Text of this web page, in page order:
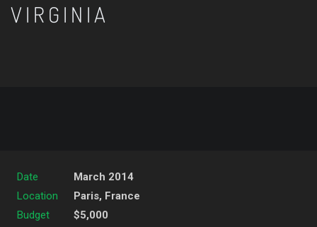
VIRGINIA
Date
March 2014
Location
Paris, France
Budget
$5,000